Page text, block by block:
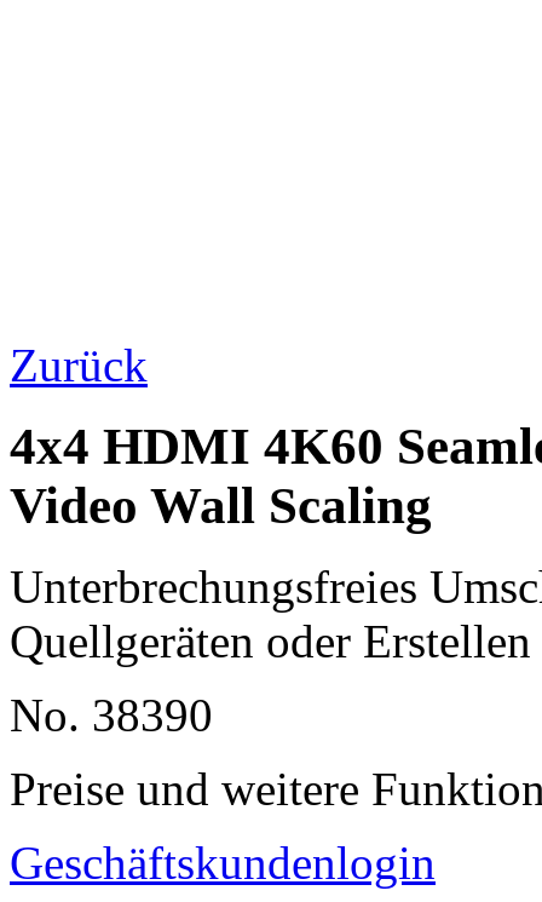
Zurück
4x4 HDMI 4K60
Video Wall Scaling
Unterbrechungsfreies
Quellgeräten oder
No. 38390
Preise und weitere
Geschäftskundenlogin